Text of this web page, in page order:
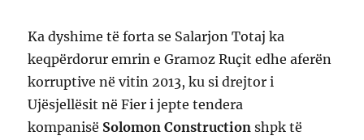
Ka dyshime të forta se Salarjon Totaj ka
keqpërdorur emrin e Gramoz Ruçit edhe aferën
korruptive në vitin 2013, ku si drejtor i
Ujësjellësit në Fier i jepte tendera
kompanisë Solomon Construction shpk të